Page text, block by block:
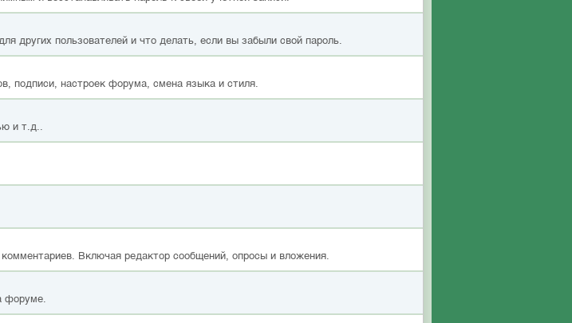
других пользователей и что делать, если вы забыли свой пароль.
подписи, настроек форума, смена языка и стиля.
и т.д..
Включая редактор сообщений, опросы и вложения.
форуме.